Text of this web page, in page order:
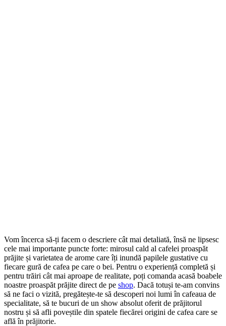
Vom încerca să-ți facem o descriere cât mai detaliată, însă ne lipsesc
cele mai importante puncte forte: mirosul cald al cafelei proaspăt
prăjite și varietatea de arome care îți inundă papilele gustative cu
fiecare gură de cafea pe care o bei. Pentru o experiență completă și
pentru trăiri cât mai aproape de realitate, poți comanda acasă boabele
noastre proaspăt prăjite direct de pe shop. Dacă totuși te-am convins
să ne faci o vizită, pregătește-te să descoperi noi lumi în cafeaua de
specialitate, să te bucuri de un show absolut oferit de prăjitorul
nostru și să afli poveștile din spatele fiecărei origini de cafea care se
află în prăjitorie.